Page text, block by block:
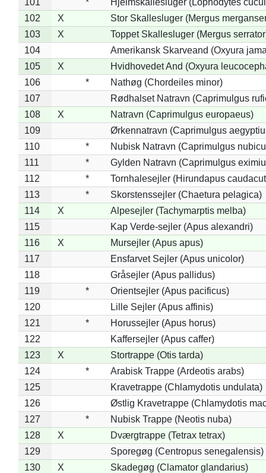
102
X
Stor Skallesluger (Mergus
103
X
Toppet Skallesluger (Mergus
104
Amerikansk Skarveand (Oxyura
105
X
Hvidhovedet And (Oxyura
106
*
Nathøg (Chordeiles minor)
107
Rødhalset Natravn (Caprimulgus
108
X
Natravn (Caprimulgus europaeus)
109
Ørkennatravn (Caprimulgus
110
*
Nubisk Natravn (Caprimulgus
111
*
Gylden Natravn (Caprimulgus
112
*
Tornhalesejler (Hirundapus
113
*
Skorstenssejler (Chaetura pelagica)
114
X
Alpesejler (Tachymarptis melba)
115
Kap Verde-sejler (Apus alexandri)
116
X
Mursejler (Apus apus)
117
Ensfarvet Sejler (Apus unicolor)
118
Gråsejler (Apus pallidus)
119
*
Orientsejler (Apus pacificus)
120
Lille Sejler (Apus affinis)
121
*
Horussejler (Apus horus)
122
Kaffersejler (Apus caffer)
123
X
Stortrappe (Otis tarda)
124
*
Arabisk Trappe (Ardeotis arabs)
125
Kravetrappe (Chlamydotis undulata)
126
Østlig Kravetrappe (Chlamydotis
127
*
Nubisk Trappe (Neotis nuba)
128
X
Dværgtrappe (Tetrax tetrax)
129
Sporegøg (Centropus senegalensis)
130
X
Skadegøg (Clamator glandarius)